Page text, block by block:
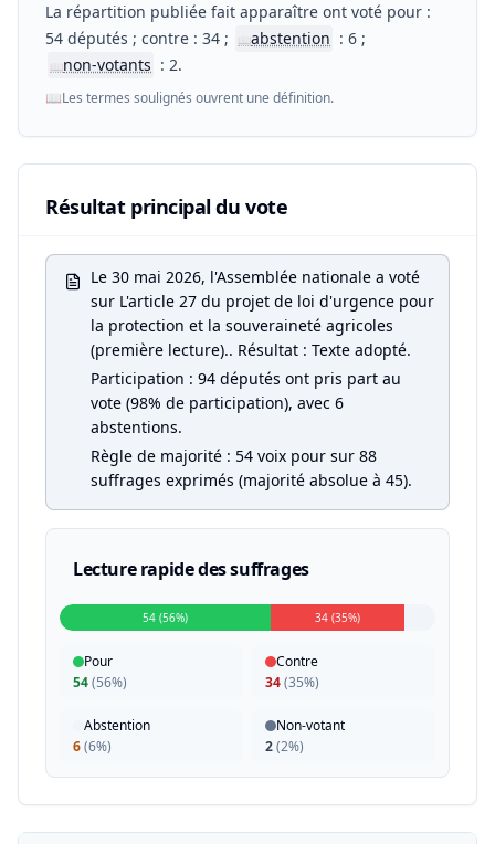
La répartition publiée fait apparaître ont voté pour :
54 députés ; contre : 34 ;
📖abstention : 6 ;
📖non-votants : 2.
📖Les termes soulignés ouvrent une définition.
Résultat principal du vote
Le 30 mai 2026, l'Assemblée nationale a voté
sur L'article 27 du projet de loi d'urgence pour
la protection et la souveraineté agricoles
(première lecture).. Résultat : Texte adopté.
Participation : 94 députés ont pris part au
vote (98% de participation), avec 6
abstentions.
Règle de majorité : 54 voix pour sur 88
suffrages exprimés (majorité absolue à 45).
Lecture rapide des suffrages
54 (56%) 34 (35%)
Pour
54(56%)
Contre
34(35%)
Abstention
6(6%)
Non-votant
2(2%)